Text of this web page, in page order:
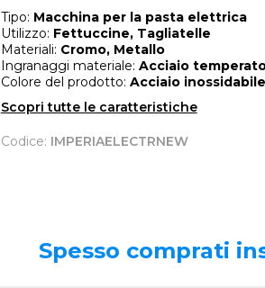
Tipo: Macchina per la pasta elettrica
Utilizzo: Fettuccine, Tagliatelle
Materiali: Cromo, Metallo
Ingranaggi materiale: Acciaio
Colore del prodotto: Acciaio inossidabile
Scopri tutte le caratteristiche
Codice: IMPERIAELECTRNEW
Spesso comprati